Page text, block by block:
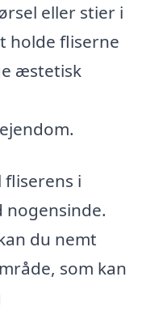
eller stier i
holde fliserne
æstetisk
i
nogensinde.
du nemt
som kan